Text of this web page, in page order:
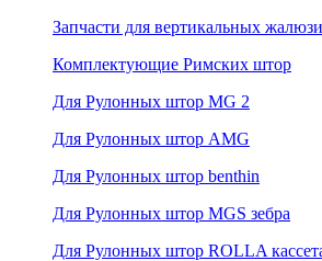
Запчасти для вертикальных жалюзи
Комплектующие Римских штор
Для Рулонных штор MG 2
Для Рулонных штор AMG
Для Рулонных штор benthin
Для Рулонных штор MGS зебра
Для Рулонных штор ROLLA